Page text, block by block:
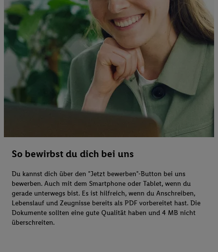
So bewirbst du dich bei uns
Du kannst dich über den "Jetzt bewerben"-Button bei uns
bewerben. Auch mit dem Smartphone oder Tablet, wenn du
gerade unterwegs bist. Es ist hilfreich, wenn du Anschreiben,
Lebenslauf und Zeugnisse bereits als PDF vorbereitet hast. Die
Dokumente sollten eine gute Qualität haben und 4 MB nicht
überschreiten.